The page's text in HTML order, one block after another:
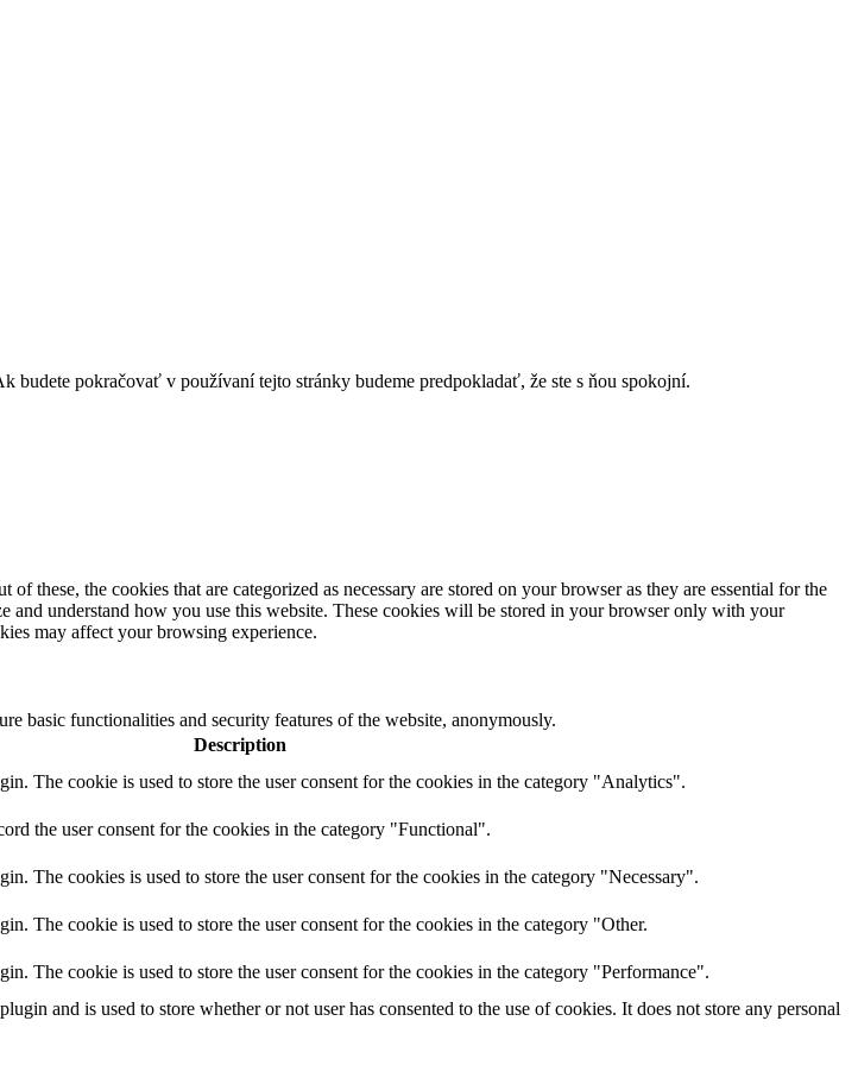
budete pokračovať v používaní tejto stránky budeme predpokladať, že ste s ňou spokojní.
these, the cookies that are categorized as necessary are stored on your browser as they are essential for the
understand how you use this website. These cookies will be stored in your browser only with your
may affect your browsing experience.
basic functionalities and security features of the website, anonymously.
Description
The cookie is used to store the user consent for the cookies in the category "Analytics".
the user consent for the cookies in the category "Functional".
The cookies is used to store the user consent for the cookies in the category "Necessary".
The cookie is used to store the user consent for the cookies in the category "Other.
The cookie is used to store the user consent for the cookies in the category "Performance".
and is used to store whether or not user has consented to the use of cookies. It does not store any personal